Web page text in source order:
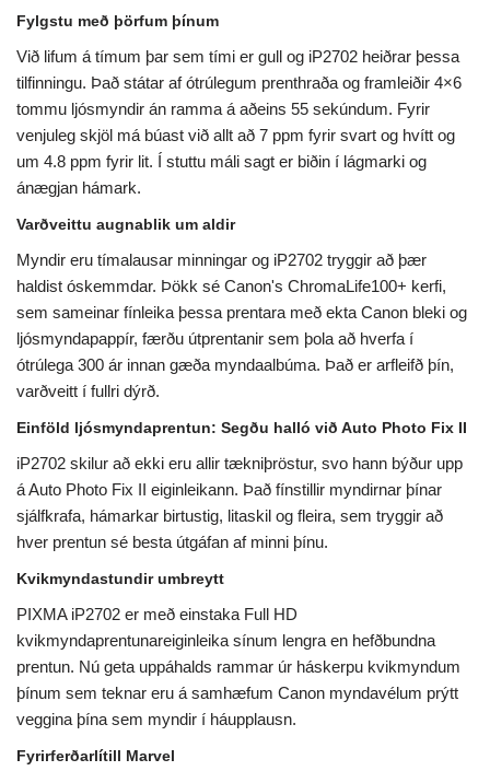
Fylgstu með þörfum þínum
Við lifum á tímum þar sem tími er gull og iP2702 heiðrar þessa
tilfinningu. Það státar af ótrúlegum prenthraða og framleiðir 4×6
tommu ljósmyndir án ramma á aðeins 55 sekúndum. Fyrir
venjuleg skjöl má búast við allt að 7 ppm fyrir svart og hvítt og
um 4.8 ppm fyrir lit. Í stuttu máli sagt er biðin í lágmarki og
ánægjan hámark.
Varðveittu augnablik um aldir
Myndir eru tímalausar minningar og iP2702 tryggir að þær
haldist óskemmdar. Þökk sé Canon's ChromaLife100+ kerfi,
sem sameinar fínleika þessa prentara með ekta Canon bleki og
ljósmyndapappír, færðu útprentanir sem þola að hverfa í
ótrúlega 300 ár innan gæða myndaalbúma. Það er arfleifð þín,
varðveitt í fullri dýrð.
Einföld ljósmyndaprentun: Segðu halló við Auto Photo Fix II
iP2702 skilur að ekki eru allir tækniþröstur, svo hann býður upp
á Auto Photo Fix II eiginleikann. Það fínstillir myndirnar þínar
sjálfkrafa, hámarkar birtustig, litaskil og fleira, sem tryggir að
hver prentun sé besta útgáfan af minni þínu.
Kvikmyndastundir umbreytt
PIXMA iP2702 er með einstaka Full HD
kvikmyndaprentunareiginleika sínum lengra en hefðbundna
prentun. Nú geta uppáhalds rammar úr háskerpu kvikmyndum
þínum sem teknar eru á samhæfum Canon myndavélum prýtt
veggina þína sem myndir í háupplausn.
Fyrirferðarlítill Marvel